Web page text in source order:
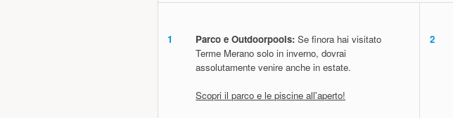
1 Parco e Outdoorpools: Se finora hai visitato
Terme Merano solo in inverno, dovrai
assolutamente venire anche in estate.
Scopri il parco e le piscine all'aperto!
2